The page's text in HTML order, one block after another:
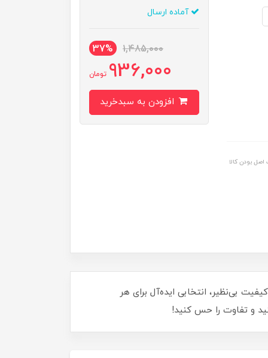
بودن کالا
آماده ارسال
1,485,000
37%
936,000 تومان
و کیفیت بی‌نظیر، انتخابی ایده‌آل برای هر
و تفاوت را حس کنید!